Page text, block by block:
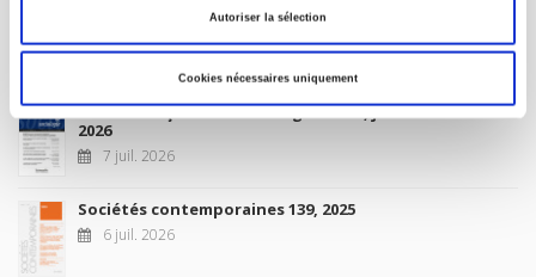
Autoriser la sélection
Cookies nécessaires uniquement
Revue française de science politique 76-2, avril-juin
10 juil. 2026
Revue française de sociologie 66 3/4, juillet-décembre
2026
7 juil. 2026
Sociétés contemporaines 139, 2025
6 juil. 2026